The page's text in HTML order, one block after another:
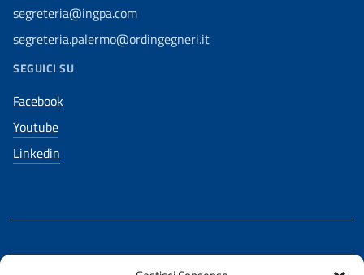
segreteria@ingpa.com
segreteria.palermo@ordingegneri.it
SEGUICI SU
Facebook
Youtube
Linkedin
REALIZZATO CON LA COLLABORAZIONE DI